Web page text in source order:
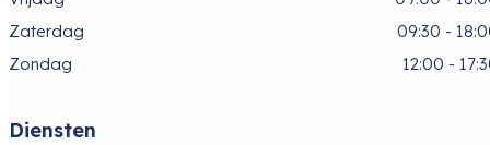
Zaterdag
09:30 -
Zondag
12:00 -
Diensten